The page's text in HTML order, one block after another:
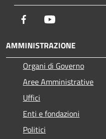
Facebook
AMMINISTRAZIONE
Organi di Governo
Aree Amministrative
Uffici
Enti e fondazioni
Politici